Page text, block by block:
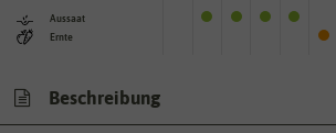
Aussaat
Ernte
Beschreibung